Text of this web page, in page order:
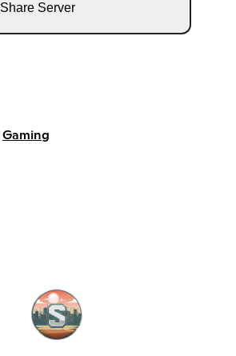
Share Server
Gaming